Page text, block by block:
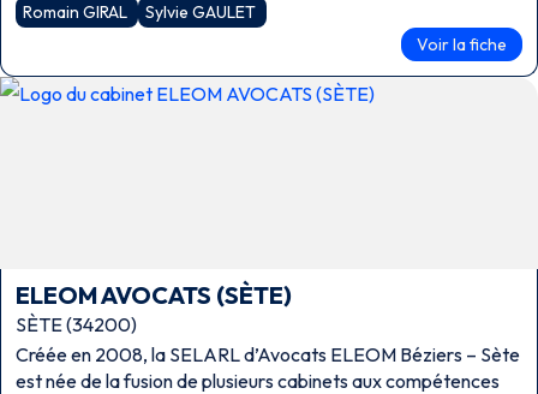
Romain GIRAL
Sylvie GAULET
Voir la fiche
ELEOM AVOCATS (SÈTE)
SÈTE (34200)
Créée en 2008, la SELARL d’Avocats ELEOM Béziers – Sète
est née de la fusion de plusieurs cabinets aux compétences